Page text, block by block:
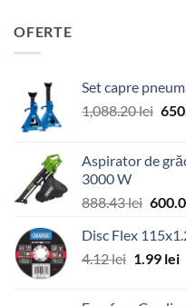
OFERTE
Set capre
1,088.20lei
Aspirator de
3000 W
888.43lei Prețul
a
fost:
Disc Flex
4.12lei Prețul
1.99 lei